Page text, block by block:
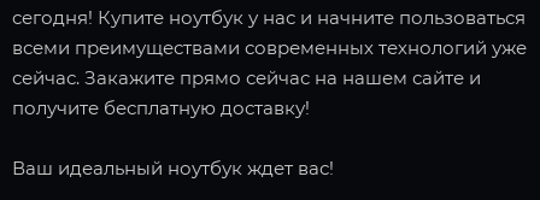
сегодня! Купите ноутбук у нас и начните пользоваться
всеми преимуществами современных технологий уже
сейчас. Закажите прямо сейчас на нашем сайте и
получите бесплатную доставку!
Ваш идеальный ноутбук ждет вас!